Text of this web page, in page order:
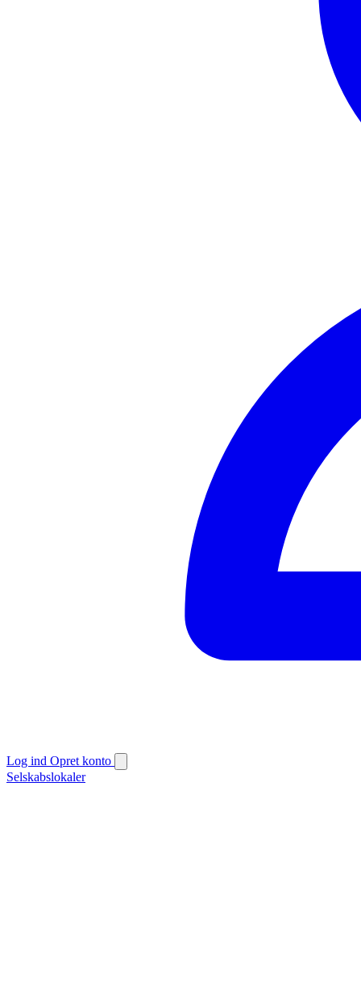
Log ind Opret konto
Selskabslokaler